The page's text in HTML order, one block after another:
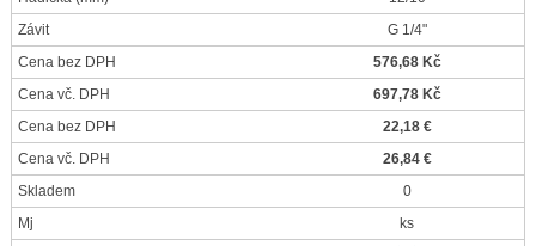
Závit
G 1/4"
Cena bez DPH
576,68 Kč
Cena vč. DPH
697,78 Kč
Cena bez DPH
22,18 €
Cena vč. DPH
26,84 €
Skladem
0
Mj
ks